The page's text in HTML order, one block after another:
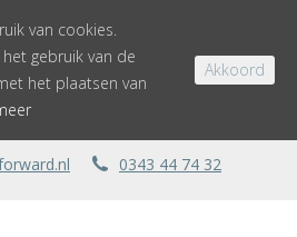
0343 44 74 32
van cookies.
gebruik van de
het plaatsen van
Akkoord